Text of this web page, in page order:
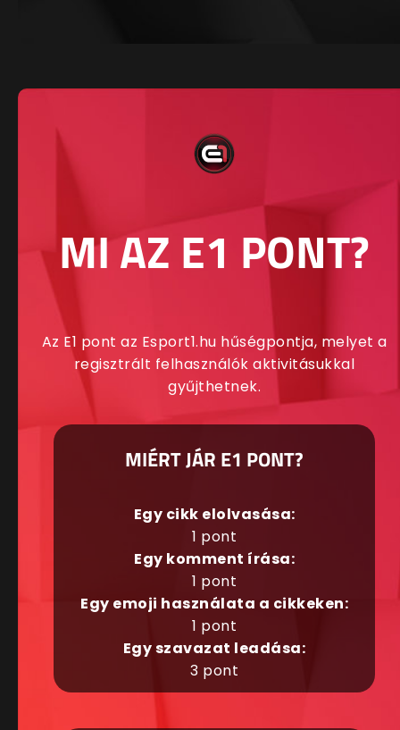
MI AZ E1 PONT?
Az E1 pont az Esport1.hu hűségpontja, melyet a
regisztrált felhasználók aktivitásukkal
gyűjthetnek.
MIÉRT JÁR E1 PONT?
Egy cikk elolvasása:
1 pont
Egy komment írása:
1 pont
Egy emoji használata a cikkeken:
1 pont
Egy szavazat leadása:
3 pont